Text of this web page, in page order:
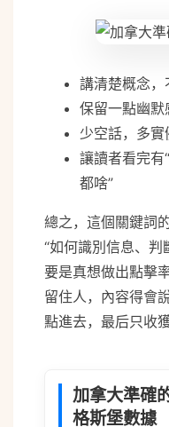
講清楚概念，
保留一點幽
少空話，多實
讓讀者看完有
都啥”
總之，這個關鍵詞
“如何識別信息、判
要是真想做出點擊
留住人，內容得會
點進去，最后只收
加拿大準確
格斯堡數據